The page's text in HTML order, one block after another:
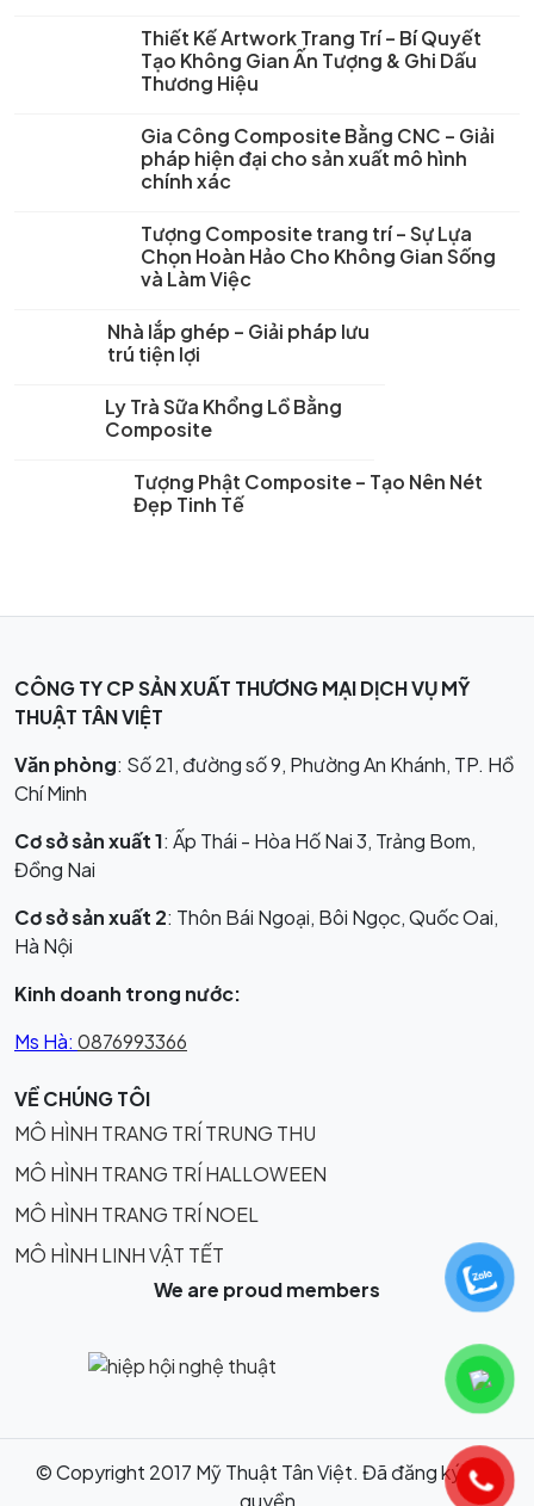
Thiết Kế Artwork Trang Trí – Bí Quyết
Tạo Không Gian Ấn Tượng & Ghi Dấu
Thương Hiệu
Gia Công Composite Bằng CNC – Giải
pháp hiện đại cho sản xuất mô hình
chính xác
Tượng Composite trang trí – Sự Lựa
Chọn Hoàn Hảo Cho Không Gian Sống
và Làm Việc
Nhà lắp ghép – Giải pháp lưu
trú tiện lợi
Ly Trà Sữa Khổng Lồ Bằng
Composite
Tượng Phật Composite – Tạo Nên Nét
Đẹp Tinh Tế
CÔNG TY CP SẢN XUẤT THƯƠNG MẠI DỊCH VỤ MỸ
THUẬT TÂN VIỆT
Văn phòng: Số 21, đường số 9, Phường An Khánh, TP. Hồ
Chí Minh
Cơ sở sản xuất 1: Ấp Thái - Hòa Hố Nai 3, Trảng Bom,
Đồng Nai
Cơ sở sản xuất 2: Thôn Bái Ngoại, Bôi Ngọc, Quốc Oai,
Hà Nội
Kinh doanh trong nước:
Ms Hà: 0876993366
VỀ CHÚNG TÔI
MÔ HÌNH TRANG TRÍ TRUNG THU
MÔ HÌNH TRANG TRÍ HALLOWEEN
MÔ HÌNH TRANG TRÍ NOEL
MÔ HÌNH LINH VẬT TẾT
We are proud members
© Copyright 2017 Mỹ Thuật Tân Việt. Đã đăng ký bản
quyền